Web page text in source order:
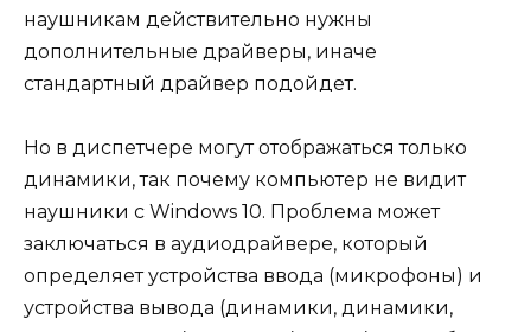
наушникам действительно нужны
дополнительные драйверы, иначе
стандартный драйвер подойдет.
Но в диспетчере могут отображаться только
динамики, так почему компьютер не видит
наушники с Windows 10. Проблема может
заключаться в аудиодрайвере, который
определяет устройства ввода (микрофоны) и
устройства вывода (динамики, динамики,